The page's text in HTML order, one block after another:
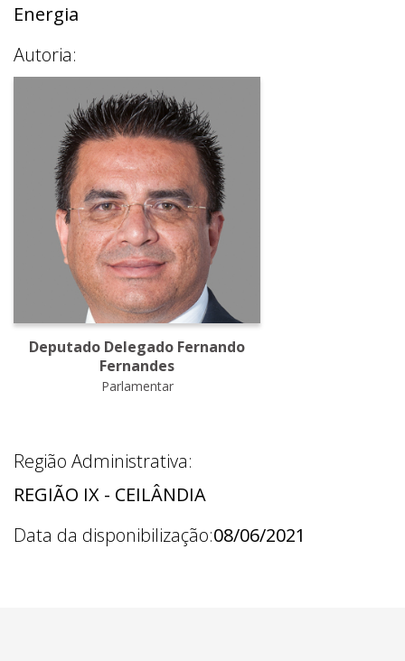
Energia
Autoria:
Deputado Delegado Fernando
Fernandes
Parlamentar
Região Administrativa:
REGIÃO IX - CEILÂNDIA
Data da disponibilização:08/06/2021